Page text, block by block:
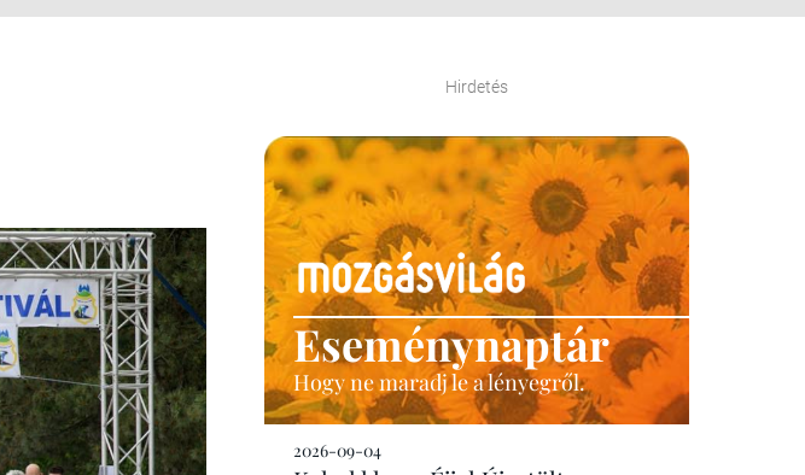
Hirdetés
Eseménynaptár
Hogy ne maradj le a lényegről.
2026-09-04